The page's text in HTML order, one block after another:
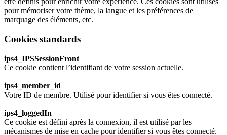
pour mémoriser votre thème, la langue et les préférences de
marquage des éléments, etc.
Cookies standards
ips4_IPSSessionFront
Ce cookie contient l’identifiant de votre session actuelle.
ips4_member_id
Votre ID de membre. Utilisé pour identifier si vous êtes connecté.
ips4_loggedIn
Ce cookie est défini après la connexion, il est utilisé par les
mécanismes de mise en cache pour identifier si vous êtes connecté.